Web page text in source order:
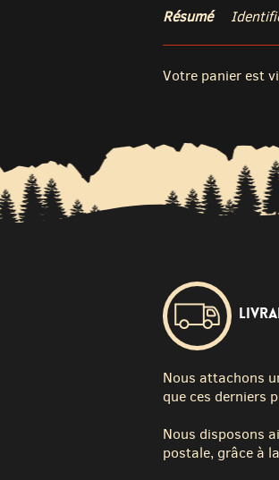
Résumé
Votre panier est
Nous attachons
que ces derniers
Nous disposons
postale, grâce à